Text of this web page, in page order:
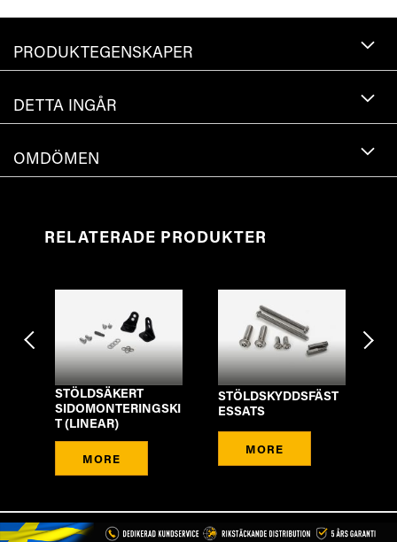
PRODUKTEGENSKAPER
DETTA INGÅR
OMDÖMEN
RELATERADE PRODUKTER
MORE
STÖLDSÄKERT
SIDOMONTERINGSKI
T (LINEAR)
MORE
STÖLDSKYDDSFÄST
ESSATS